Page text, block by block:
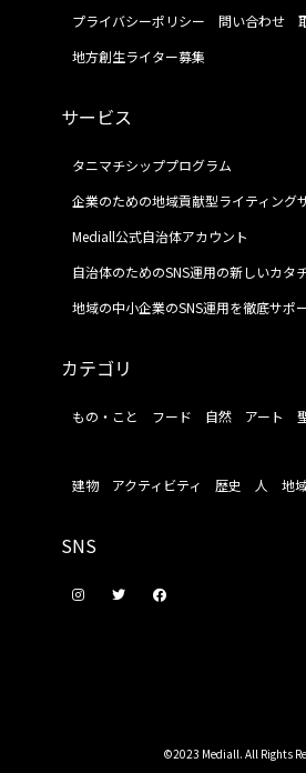
プライバシーポリシー
問い合わせ
地方創生ライター募集
サービス
タニマチシッププログラム
企業のための地域貢献型ライティング
Mediall公式自治体アカウント
自治体のためのSNS運用の新しいカタ
地域の中小企業のSNS運用を徹底サポ
カテゴリ
もの・こと フード 自然 アート
建物 アクティビティ 歴史 人 地
SNS
©2023 Mediall. All Rights